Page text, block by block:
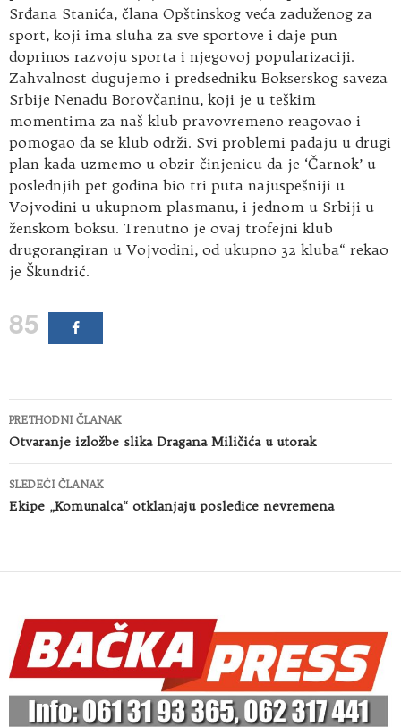
Srđana Stanića, člana Opštinskog veća zaduženog za
sport, koji ima sluha za sve sportove i daje pun
doprinos razvoju sporta i njegovoj popularizaciji.
Zahvalnost dugujemo i predsedniku Bokserskog saveza
Srbije Nenadu Borovčaninu, koji je u teškim
momentima za naš klub pravovremeno reagovao i
pomogao da se klub održi. Svi problemi padaju u drugi
plan kada uzmemo u obzir činjenicu da je ‘Čarnok’ u
poslednjih pet godina bio tri puta najuspešniji u
Vojvodini u ukupnom plasmanu, i jednom u Srbiji u
ženskom boksu. Trenutno je ovaj trofejni klub
drugorangiran u Vojvodini, od ukupno 32 kluba“ rekao
je Škundrić.
85
Kretanje
članaka
PRETHODNI ČLANAK
Otvaranje izložbe slika Dragana Miličića u utorak
SLEDEĆI ČLANAK
Ekipe „Komunalca“ otklanjaju posledice nevremena